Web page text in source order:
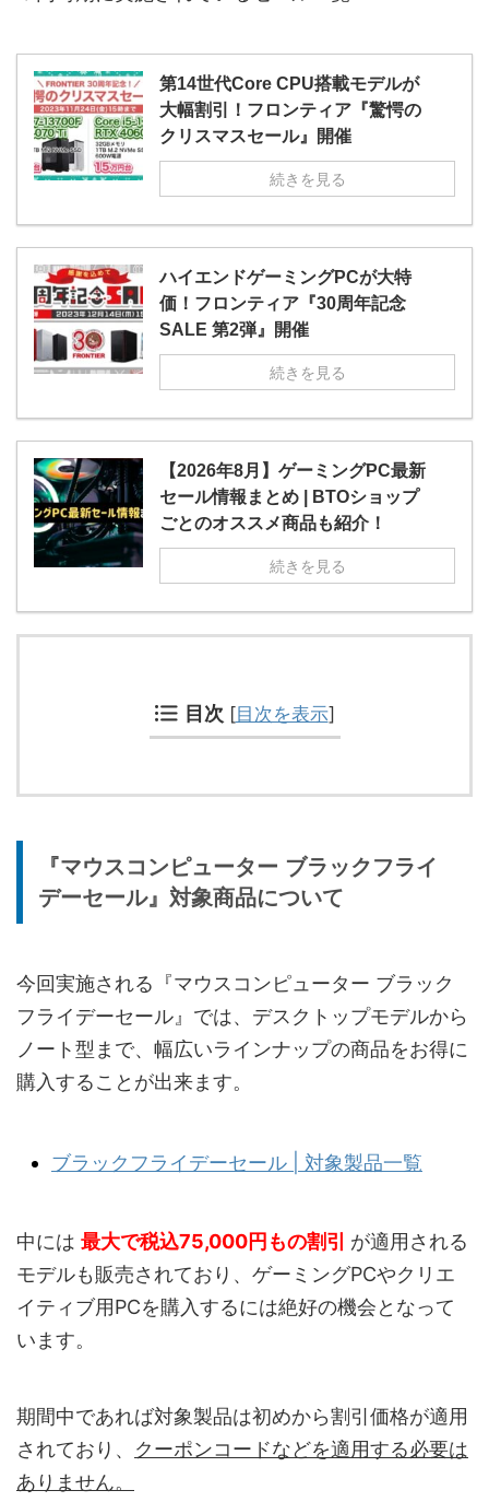
第14世代Core CPU搭載モデルが
大幅割引！フロンティア『驚愕の
クリスマスセール』開催
続きを見る
ハイエンドゲーミングPCが大特
価！フロンティア『30周年記念
SALE 第2弾』開催
続きを見る
【2026年8月】ゲーミングPC最新
セール情報まとめ | BTOショップ
ごとのオススメ商品も紹介！
続きを見る
目次 [目次を表示]
『マウスコンピューター ブラックフライ
デーセール』対象商品について
今回実施される『マウスコンピューター ブラック
フライデーセール』では、デスクトップモデルから
ノート型まで、幅広いラインナップの商品をお得に
購入することが出来ます。
ブラックフライデーセール | 対象製品一覧
中には 最大で税込75,000円 もの割引 が適用される
モデルも販売されており、ゲーミングPCやクリエ
イティブ用PCを購入するには絶好の機会となって
います。
期間中であれば対象製品は初めから割引価格が適用
されており、 クーポンコードなどを適用する必要は
ありません。